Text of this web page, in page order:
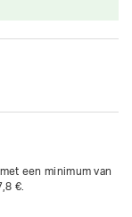
een minimum van
€.